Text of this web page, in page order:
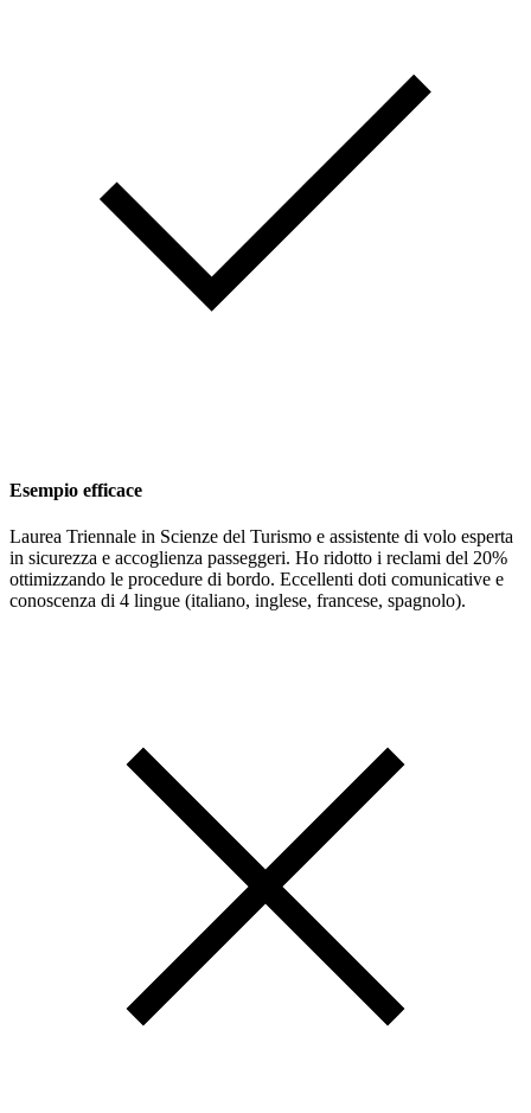
Esempio efficace
Laurea Triennale in Scienze del Turismo e assistente di volo esperta
in sicurezza e accoglienza passeggeri. Ho ridotto i reclami del 20%
ottimizzando le procedure di bordo. Eccellenti doti comunicative e
conoscenza di 4 lingue (italiano, inglese, francese, spagnolo).